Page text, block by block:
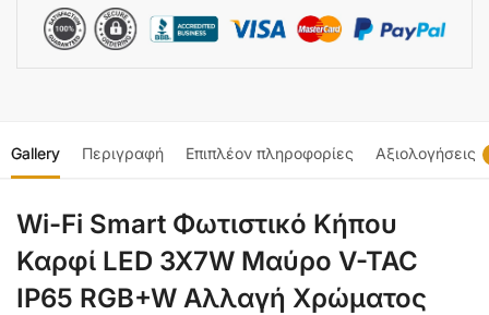
Gallery Περιγραφή Επιπλέον πληροφορίες Αξιολογήσεις
Wi-Fi Smart Φωτιστικό Κήπου
Καρφί LED 3X7W Μαύρο V-TAC
IP65 RGB+W Αλλαγή Χρώματος